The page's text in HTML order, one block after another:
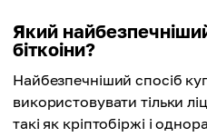
Який
біткоіни?
Найбезпечніший спосіб
використовувати тільки
такі як кріптобіржі і